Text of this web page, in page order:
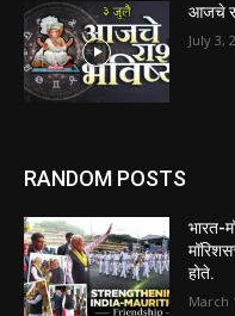
आजचे
July 3,
RANDOM POSTS
भारत-
होते.
March